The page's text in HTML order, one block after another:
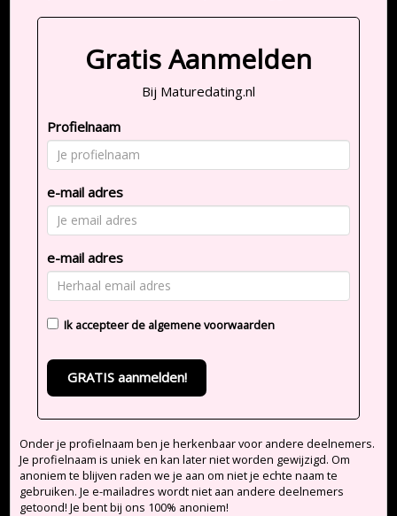
Gratis Aanmelden
Bij Maturedating.nl
Profielnaam
e-mail adres
e-mail adres
Ik accepteer de algemene voorwaarden
GRATIS aanmelden!
Onder je profielnaam ben je herkenbaar voor andere deelnemers.
Je profielnaam is uniek en kan later niet worden gewijzigd. Om
anoniem te blijven raden we je aan om niet je echte naam te
gebruiken. Je e-mailadres wordt niet aan andere deelnemers
getoond! Je bent bij ons 100% anoniem!